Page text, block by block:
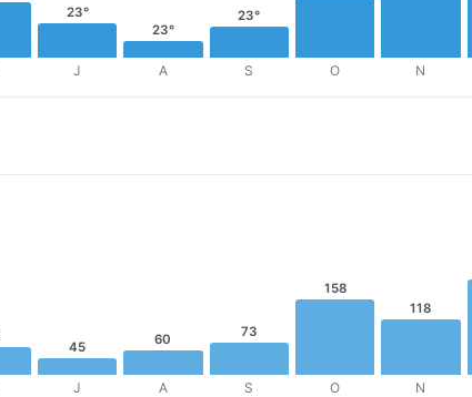
23°
J
23°
A
23°
S O N
45
J
60
A
73
S
158
O
118
N